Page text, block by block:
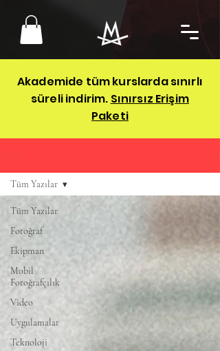
Akademide tüm kurslarda sınırlı
süreli indirim. Sınırsız Erişim
Paketi
Tüm Yazılar
Fotoğraf
Ekipman
Mobil
Fotoğrafçılık
Video
Uygulamalar
Teknoloji
Tüm Yazılar